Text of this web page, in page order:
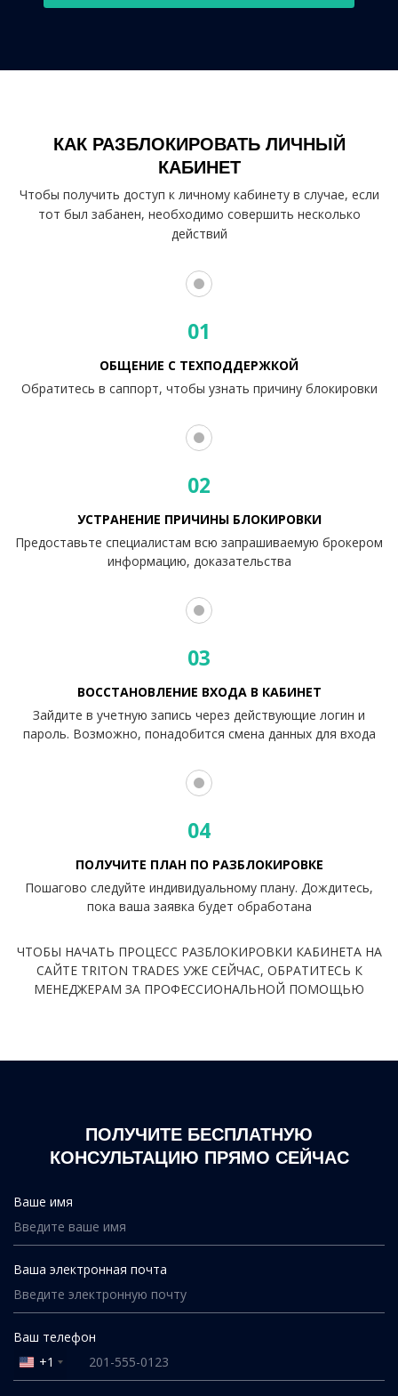
КАК РАЗБЛОКИРОВАТЬ ЛИЧНЫЙ
КАБИНЕТ
Чтобы получить доступ к личному кабинету в случае, если
тот был забанен, необходимо совершить несколько
действий
01
ОБЩЕНИЕ С ТЕХПОДДЕРЖКОЙ
Обратитесь в саппорт, чтобы узнать причину блокировки
02
УСТРАНЕНИЕ ПРИЧИНЫ БЛОКИРОВКИ
Предоставьте специалистам всю запрашиваемую брокером
информацию, доказательства
03
ВОССТАНОВЛЕНИЕ ВХОДА В КАБИНЕТ
Зайдите в учетную запись через действующие логин и
пароль. Возможно, понадобится смена данных для входа
04
ПОЛУЧИТЕ ПЛАН ПО РАЗБЛОКИРОВКЕ
Пошагово следуйте индивидуальному плану. Дождитесь,
пока ваша заявка будет обработана
ЧТОБЫ НАЧАТЬ ПРОЦЕСС РАЗБЛОКИРОВКИ КАБИНЕТА НА
САЙТЕ TRITON TRADES УЖЕ СЕЙЧАС, ОБРАТИТЕСЬ К
МЕНЕДЖЕРАМ ЗА ПРОФЕССИОНАЛЬНОЙ ПОМОЩЬЮ
ПОЛУЧИТЕ БЕСПЛАТНУЮ
КОНСУЛЬТАЦИЮ ПРЯМО СЕЙЧАС
Ваше имя
Ваша электронная почта
Ваш телефон
United
States
+1